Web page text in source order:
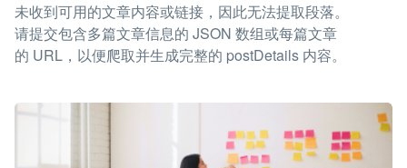
未收到可用的文章内容或链接，因此无法提取段落。
请提交包含多篇文章信息的 JSON 数组或每篇文章
的 URL，以便爬取并生成完整的 postDetails 内容。